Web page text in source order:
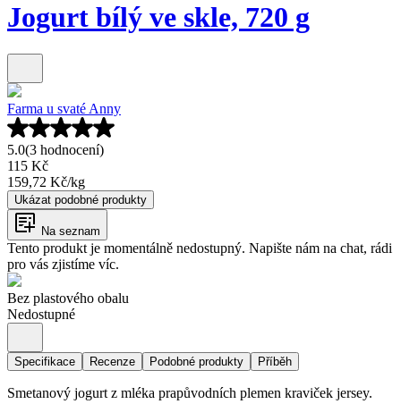
Jogurt bílý ve skle, 720 g
Farma u svaté Anny
5.0(3 hodnocení)
115 Kč
159,72 Kč/kg
Ukázat podobné produkty
Na seznam
Tento produkt je momentálně nedostupný. Napište nám na chat, rádi
pro vás zjistíme víc.
Bez plastového obalu
Nedostupné
Specifikace Recenze Podobné produkty Příběh
Smetanový jogurt z mléka prapůvodních plemen kraviček jersey.